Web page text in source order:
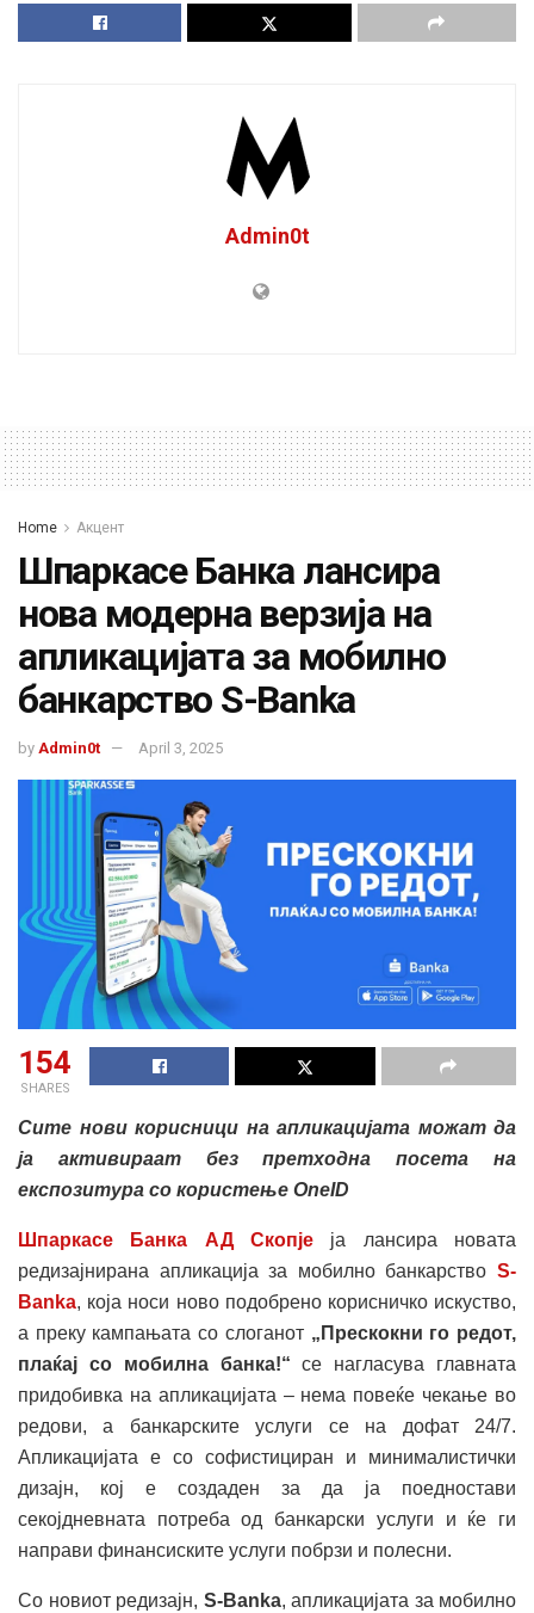
Admin0t
Home Акцент
Шпаркасе Банка лансира
нова модерна верзија на
апликацијата за мобилно
банкарство S-Banka
by Admin0t April 3, 2025
154
SHARES
Сите нови корисници на апликацијата можат да
ја активираат без претходна посета на
експозитура со користење OneID
Шпаркасе Банка АД Скопје ја лансира новата
редизајнирана апликација за мобилно банкарство S-
Banka, која носи ново подобрено корисничко искуство,
а преку кампањата со слоганот „Прескокни го редот,
плаќај со мобилна банка!“ се нагласува главната
придобивка на апликацијата – нема повеќе чекање во
редови, а банкарските услуги се на дофат 24/7.
Апликацијата е со софистициран и минималистички
дизајн, кој е создаден за да ја поедностави
секојдневната потреба од банкарски услуги и ќе ги
направи финансиските услуги побрзи и полесни.
Со новиот редизајн, S-Banka, апликацијата за мобилно